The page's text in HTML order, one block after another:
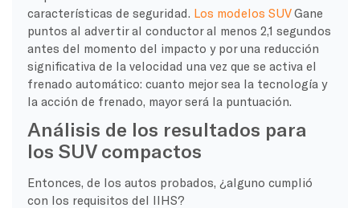
características de seguridad. Los modelos SUVGane
puntos al advertir al conductor al menos 2,1 segundos
antes del momento del impacto y por una reducción
significativa de la velocidad una vez que se activa el
frenado automático: cuanto mejor sea la tecnología y
la acción de frenado, mayor será la puntuación.
Análisis de los resultados para
los SUV compactos
Entonces, de los autos probados, ¿alguno cumplió
con los requisitos del IIHS?